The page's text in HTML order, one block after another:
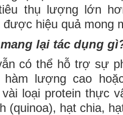
thụ lượng lớn
được hiệu quả mong
lại tác dụng
có thể hỗ trợ sự
hàm lượng cao
loại protein thực
(quinoa), hạt chia,